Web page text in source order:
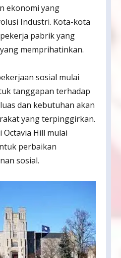
ekonomi yang
Industri. Kota-kota
pabrik yang
memprihatinkan.
sosial mulai
tanggapan terhadap
dan kebutuhan akan
yang terpinggirkan.
Hill mulai
perbaikan
sosial.